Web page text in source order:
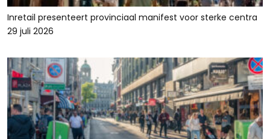
Inretail presenteert provinciaal manifest voor sterke centra
29 juli 2026